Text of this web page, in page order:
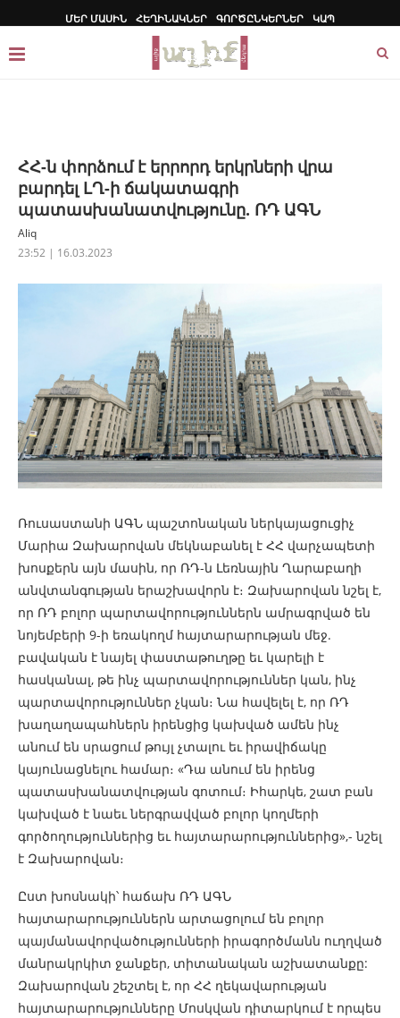
ՄԵՐ ՄԱՍԻՆ ՀԵՂԻՆԱԿՆԵՐ ԳՈՐԾԸՆԿԵՐՆԵՐ ԿԱՊ
ՀՀ-ն փորձում է երրորդ երկրների վրա
բարդել ԼՂ-ի ճակատագրի
պատասխանատվությունը. ՌԴ ԱԳՆ
Aliq
23:52 | 16.03.2023
Ռուսաստանի ԱԳՆ պաշտոնական ներկայացուցիչ
Մարիա Զախարովան մեկնաբանել է ՀՀ վարչապետի
խոսքերն այն մասին, որ ՌԴ-ն Լեռնային Ղարաբաղի
անվտանգության երաշխավորն է։ Զախարովան նշել է,
որ ՌԴ բոլոր պարտավորություններն ամրագրված են
նոյեմբերի 9-ի եռակողմ հայտարարության մեջ.
բավական է նայել փաստաթուղթը եւ կարելի է
հասկանալ, թե ինչ պարտավորություններ կան, ինչ
պարտավորություններ չկան։ Նա հավելել է, որ ՌԴ
խաղաղապահներն իրենցից կախված ամեն ինչ
անում են սրացում թույլ չտալու եւ իրավիճակը
կայունացնելու համար։ «Դա անում են իրենց
պատասխանատվության գոտում։ Իհարկե, շատ բան
կախված է նաեւ ներգրավված բոլոր կողմերի
գործողություններից եւ հայտարարություններից»,- նշել
է Զախարովան։
Ըստ խոսնակի՝ հաճախ ՌԴ ԱԳՆ
հայտարարություններն արտացոլում են բոլոր
պայմանավորվածությունների իրագործմանն ուղղված
մանրակրկիտ ջանքեր, տիտանական աշխատանքը:
Զախարովան շեշտել է, որ ՀՀ ղեկավարության
հայտարարությունները Մոսկվան դիտարկում է որպես